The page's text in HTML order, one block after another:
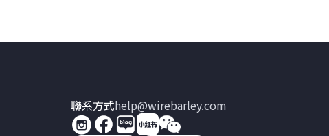
聯系方式help@wirebarley.com